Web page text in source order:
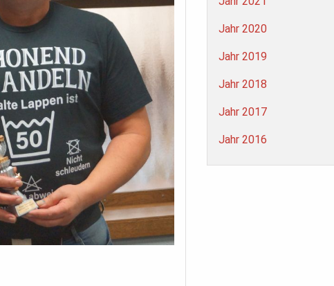
Jahr 2020
Jahr 2019
Jahr 2018
Jahr 2017
Jahr 2016